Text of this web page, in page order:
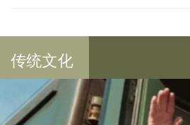
传统文化